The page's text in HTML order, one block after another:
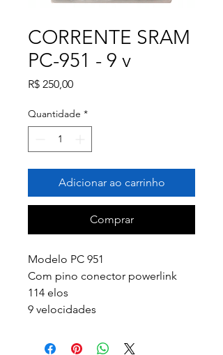
CORRENTE SRAM
PC-951 - 9 v
R$ 250,00Preço
Quantidade *
Adicionar ao carrinho
Comprar
Modelo PC 951
Com pino conector powerlink
114 elos
9 velocidades